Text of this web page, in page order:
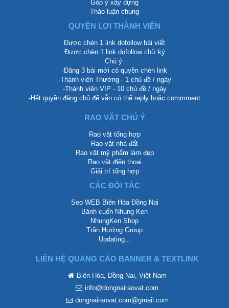
Góp ý xây dựng
Thảo luận chung
QUYỀN LỢI THÀNH VIÊN
Được chèn 1 link dofollow bài viết
Được chèn 1 link dofollow chữ ký
Chú ý:
-Đăng 3 bài mới có quyền chèn link
-Thành viên Thường - 1 chủ đề / ngày
-Thành viên VIP - 10 chủ đề / ngày
-Hết quyền đăng chủ để vẫn có thể reply hoặc commment
RAO VẶT CHÚ Ý
Rao vặt tổng hợp
Rao vặt nhà đất
Rao vặt mỹ phẩm làm đẹp
Rao vặt điện thoại
Giải trí tổng hợp
CÁC ĐỐI TÁC
Seo WEB Biên Hòa Đồng Nai
Bánh cuốn Nhung Ken
NhungKen Shop
Trần Hướng Group
Updating...
LIÊN HỆ QUẢNG CÁO BANNER & TEXTLINK
Biên Hòa, Đồng Nai, Việt Nam
info@dongnairaovat.com
dongnairaovat.com@gmail.com